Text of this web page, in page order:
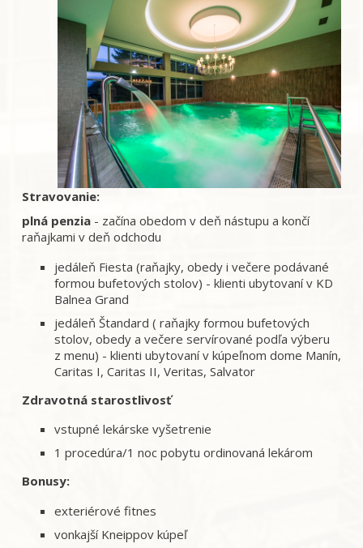
Stravovanie:
plná penzia - začína obedom v deň nástupu a končí
raňajkami v deň odchodu
jedáleň Fiesta (raňajky, obedy i večere podávané
formou bufetových stolov) - klienti ubytovaní v KD
Balnea Grand
jedáleň Štandard ( raňajky formou bufetových
stolov, obedy a večere servírované podľa výberu
z menu) - klienti ubytovaní v kúpeľnom dome Manín,
Caritas I, Caritas II, Veritas, Salvator
Zdravotná starostlivosť
vstupné lekárske vyšetrenie
1 procedúra/1 noc pobytu ordinovaná lekárom
Bonusy:
exteriérové fitnes
vonkajší Kneippov kúpeľ